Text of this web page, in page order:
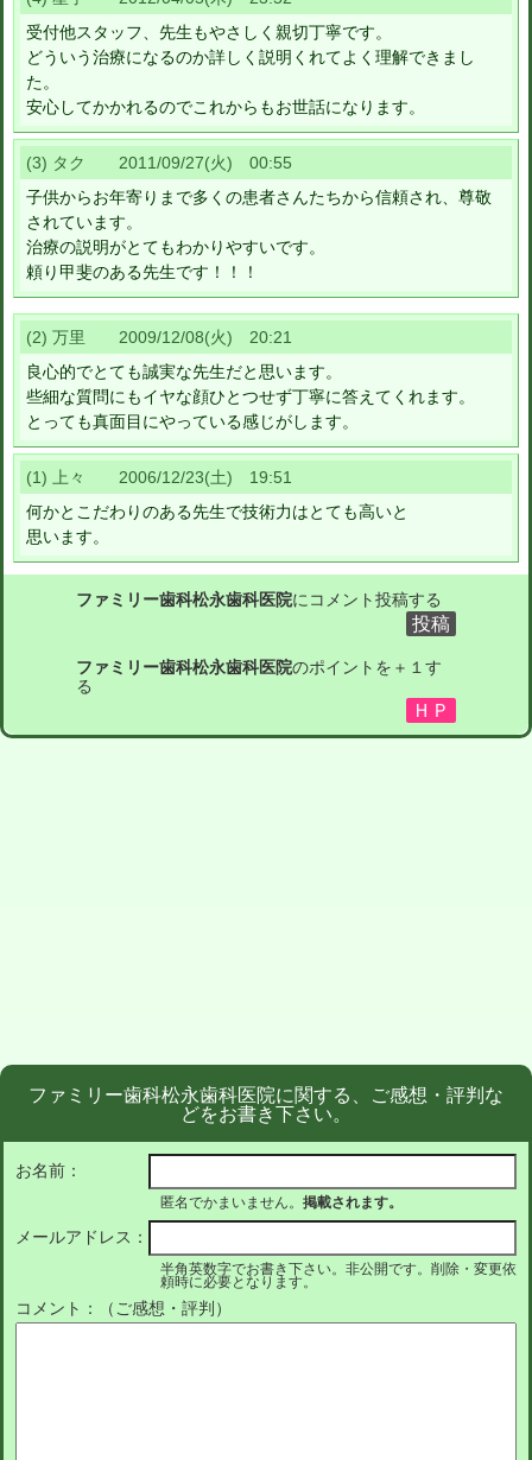
受付他スタッフ、先生もやさしく親切丁寧です。
どういう治療になるのか詳しく説明くれてよく理解できまし
た。
安心してかかれるのでこれからもお世話になります。
(3) タク 2011/09/27(火) 00:55
子供からお年寄りまで多くの患者さんたちから信頼され、尊敬
されています。
治療の説明がとてもわかりやすいです。
頼り甲斐のある先生です！！！
(2) 万里 2009/12/08(火) 20:21
良心的でとても誠実な先生だと思います。
些細な質問にもイヤな顔ひとつせず丁寧に答えてくれます。
とっても真面目にやっている感じがします。
(1) 上々 2006/12/23(土) 19:51
何かとこだわりのある先生で技術力はとても高いと
思います。
ファミリー歯科松永歯科医院にコメント投稿する
ファミリー歯科松永歯科医院のポイントを＋１す
る
ファミリー歯科松永歯科医院に関する、ご感想・評判な
どをお書き下さい。
お名前：
匿名でかまいません。 掲載されます。
メールアドレス：
半角英数字でお書き下さい。非公開です。削除・変更依
頼時に必要となります。
コメント：（ご感想・評判）